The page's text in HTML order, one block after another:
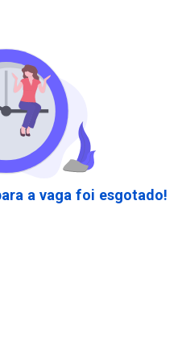
a vaga foi esgotado!